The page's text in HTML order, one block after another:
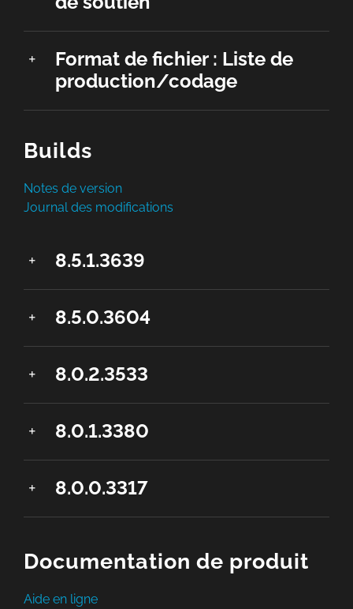
Format de fichier : Liste de
production/codage
Builds
Notes de version
Journal des modifications
8.5.1.3639
8.5.0.3604
8.0.2.3533
8.0.1.3380
8.0.0.3317
Documentation de produit
Aide en ligne